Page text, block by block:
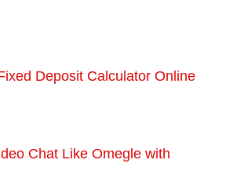
Deposit Calculator Online
Chat Like Omegle with